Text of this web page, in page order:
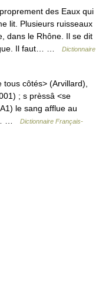
des Eaux qui
lit. Plusieurs ruisseaux
dans le Rhône. Il se dit
Il faut… …
Dictionnaire
côtés> (Arvillard),
; s prèssâ <se
le sang afflue au
…
Dictionnaire Français-